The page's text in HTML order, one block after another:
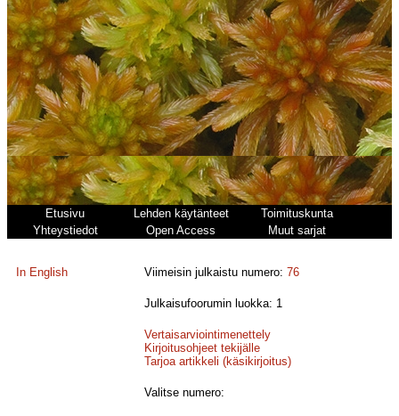
Etusivu Lehden käytänteet
Toimituskunta
Yhteystiedot
Open Access Muut sarjat
In English Viimeisin julkaistu numero:76
Julkaisufoorumin luokka: 1
Vertaisarviointimenettely
Kirjoitusohjeet tekijälle
Tarjoa artikkeli (käsikirjoitus)
Valitse numero: